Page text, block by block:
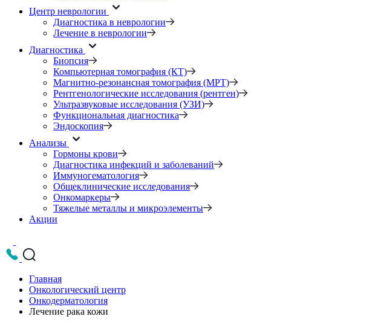
Центр неврологии
Диагностика в неврологии
Лечение в неврологии
Диагностика
Биопсия
Компьютерная томография (КТ)
Магнитно-резонансная томография (МРТ)
Рентгенологические исследования (рентген)
Ультразвуковые исследования (УЗИ)
Функциональная диагностика
Эндоскопия
Анализы
Гормоны крови
Диагностика инфекций и заболеваний
Иммуногематология
Общеклинические исследования
Онкомаркеры
Тяжелые металлы и микроэлементы
Акции
Главная
Онкологический центр
Онкодерматология
Лечение рака кожи